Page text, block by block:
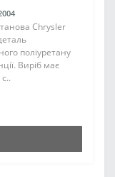
Chrysler
поліуретану
Виріб має